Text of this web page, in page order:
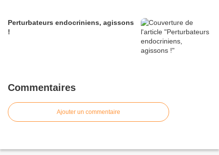
Perturbateurs endocriniens, agissons
!
Commentaires
Ajouter un commentaire